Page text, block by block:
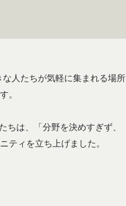
人たちが気軽に集まれる場所
。
は、「分野を決めすぎず、
ティを立ち上げました。